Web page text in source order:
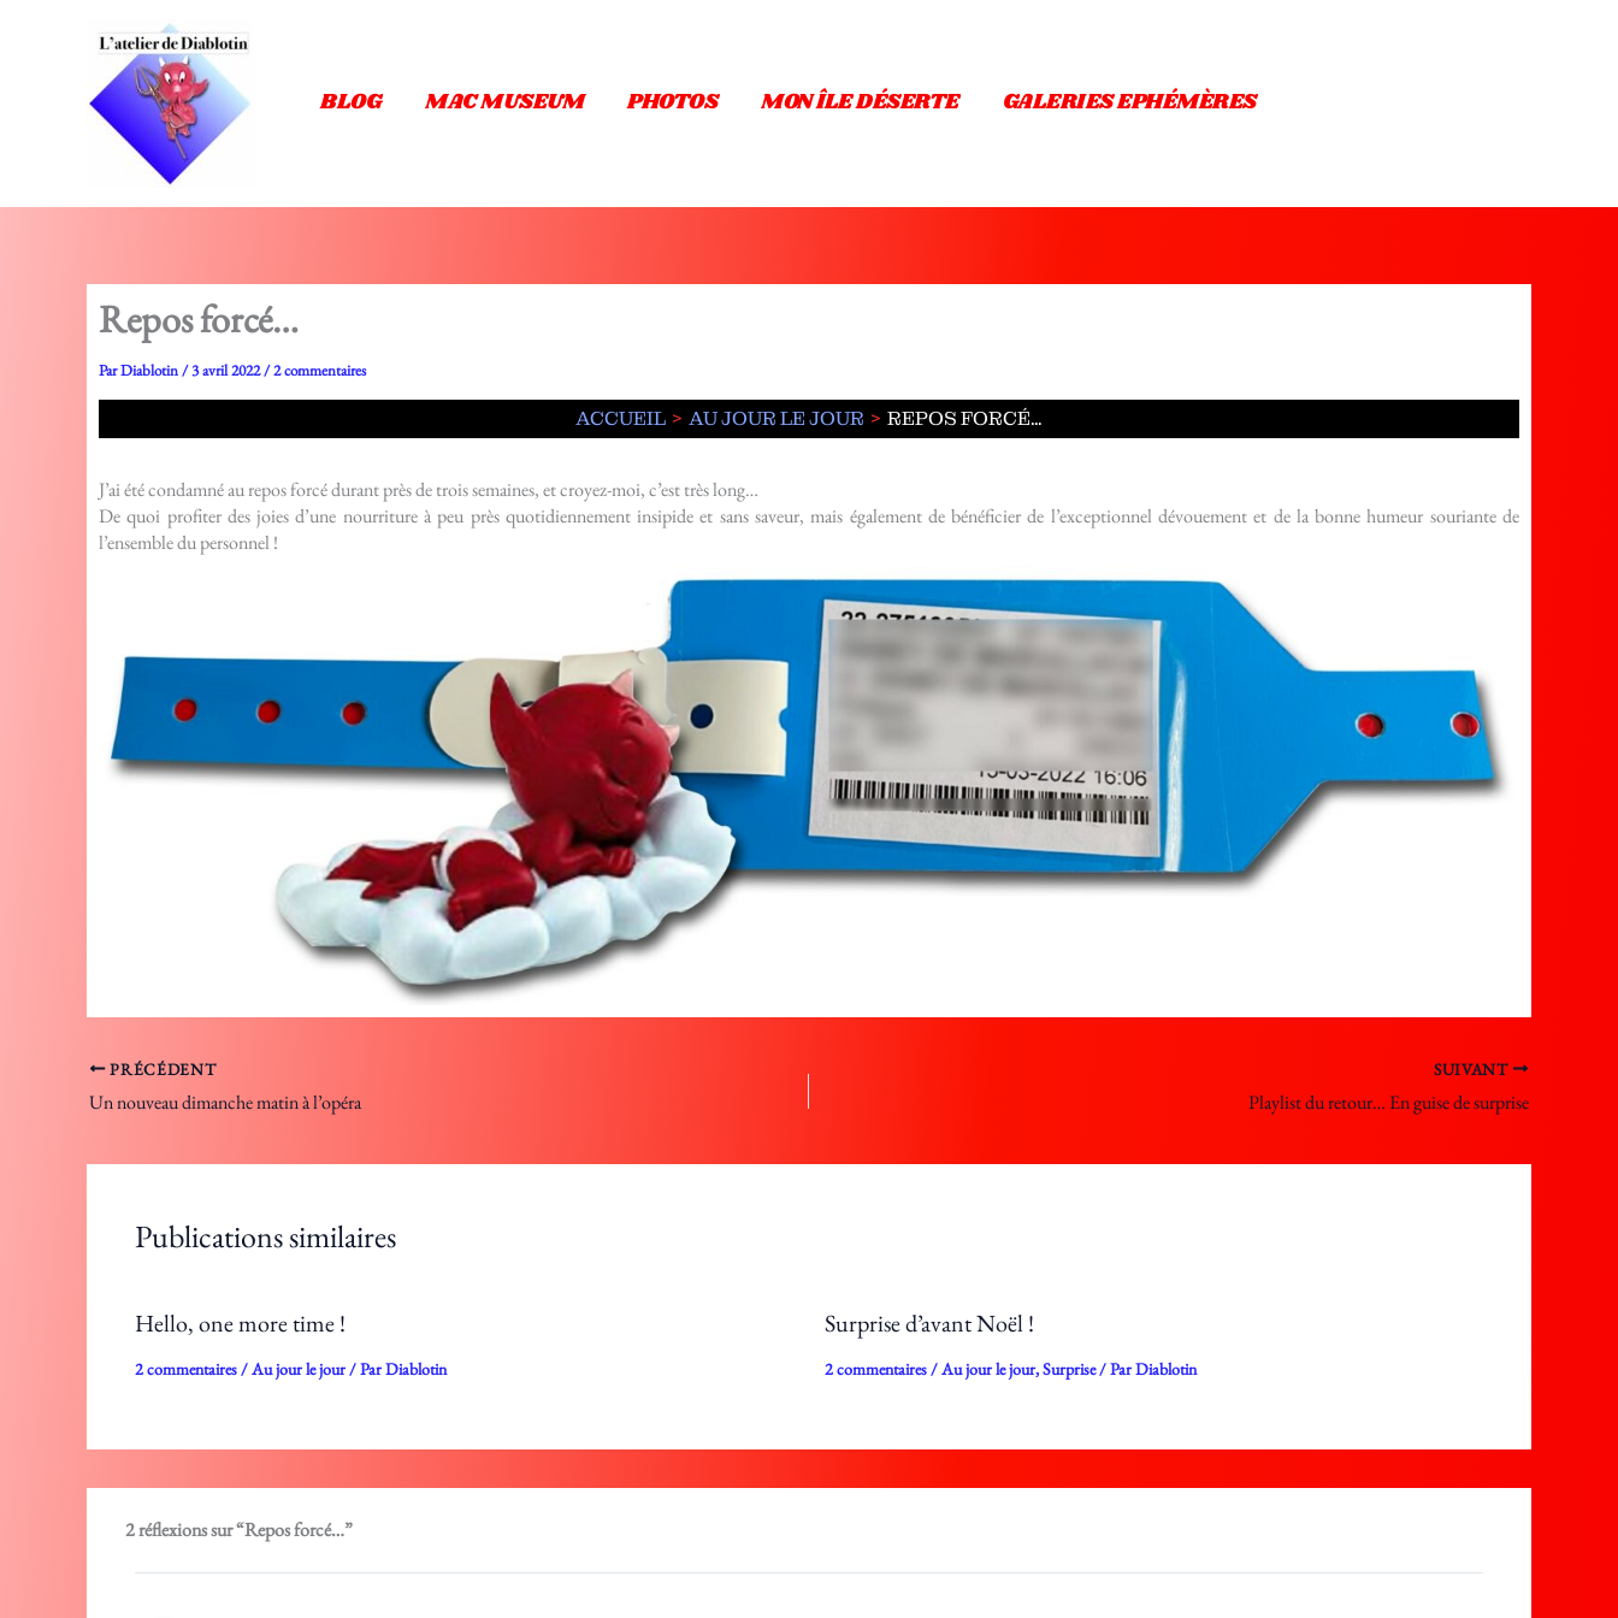
BLOG MAC MUSEUM PHOTOS MON ÎLE DÉSERTE GALERIES EPHÉMÈRES
Repos forcé…
ParDiablotin/3 avril 2022/2 commentaires
ACCUEIL AU JOUR LE JOUR REPOS FORCÉ…
J’ai été condamné au repos forcé durant près de trois semaines, et croyez-moi, c’est très long…
De quoi profiter des joies d’une nourriture à peu près quotidiennement insipide et sans saveur, mais également de bénéficier de l’exceptionnel dévouement et de la bonne humeur souriante de
l’ensemble du personnel !
PRÉCÉDENT
Un nouveau dimanche matin à l’opéra
SUIVANT
Playlist du retour… En guise de surprise
Publications similaires
Hello, one more time !
2 commentaires/Au jour le jour/ ParDiablotin
Surprise d’avant Noël !
2 commentaires/Au jour le jour,Surprise/ ParDiablotin
2 réflexions sur “Repos forcé…”